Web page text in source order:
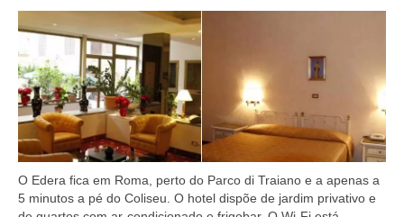
O Edera fica em Roma, perto do Parco di Traiano e a apenas a
5 minutos a pé do Coliseu. O hotel dispõe de jardim privativo e